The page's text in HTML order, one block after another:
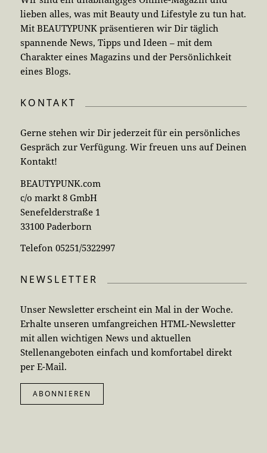
lieben alles, was mit Beauty und Lifestyle zu tun hat.
Mit BEAUTYPUNK präsentieren wir Dir täglich
spannende News, Tipps und Ideen – mit dem
Charakter eines Magazins und der Persönlichkeit
eines Blogs.
KONTAKT
Gerne stehen wir Dir jederzeit für ein persönliches
Gespräch zur Verfügung. Wir freuen uns auf Deinen
Kontakt!
BEAUTYPUNK.com
c/o markt 8 GmbH
Senefelderstraße 1
33100 Paderborn
Telefon 05251/5322997
NEWSLETTER
Unser Newsletter erscheint ein Mal in der Woche.
Erhalte unseren umfangreichen HTML-Newsletter
mit allen wichtigen News und aktuellen
Stellenangeboten einfach und komfortabel direkt
per E-Mail.
ABONNIEREN